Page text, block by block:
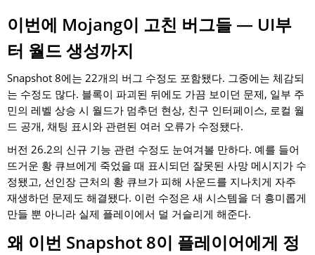
이번에 Mojang이 고친 버그들 — UI부
터 월드 생성까지
Snapshot 8에는 22개의 버그 수정도 포함됐다. 그중에는 체감되
는 수정도 많다. 블록이 파괴된 뒤에도 가끔 보이던 문제, 일부 주
민의 레벨 상승 시 월드가 멈추던 현상, 친구 인터페이스, 로컬 월
드 공개, 채팅 표시와 관련된 여러 오류가 수정됐다.
버전 26.2의 신규 기능 관련 수정도 눈여겨볼 만하다. 예를 들어
뜨거운 황 큐브에게 죽었을 때 표시되던 잘못된 사망 메시지가 수
정됐고, 선인장 근처의 황 큐브가 피해 사운드를 지나치게 자주
재생하던 문제도 해결됐다. 이런 수정은 새 시스템을 더 흥미롭게
만들 뿐 아니라 실제 플레이에서 덜 거슬리게 해준다.
왜 이번 Snapshot 8이 플레이어에게 정